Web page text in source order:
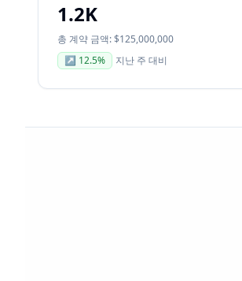
1.2K
총 계약 금액: $125,000,000
↗ 12.5% 지난 주 대비